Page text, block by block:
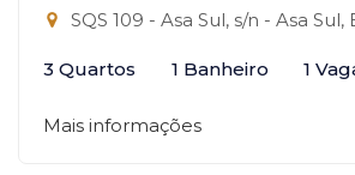
SQS 109 - Asa Sul, s/n - Asa Sul,
3 Quartos 1 Banheiro 1
Mais informações